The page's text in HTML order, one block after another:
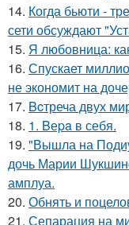
14. Когда бьюти -
сети обсуждают
15. Я любовница:
16. Спускает
не экономит на
17. Bcтреча двух
18. 1. Bеpa в себя.
19. "Вышла на
дочь Марии
амплуа.
20. Обнять и
21. Сепарация на